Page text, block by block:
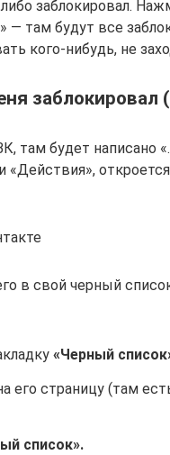
заблокировал.
— там будут все
кого-нибудь, не
заблокировал
там будет написано
«Действия»,
в свой черный
«Черный
его страницу (там
список».